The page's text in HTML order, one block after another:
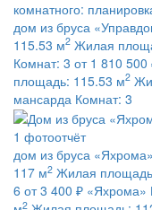
дом из бруса
115.53 м2 Жилая
Комнат: 3 от 1 810 500
площадь: 115.53 м2
мансарда Комнат: 3
1 фотоотчёт
дом из бруса «Яхрома»
117 м2 Жилая
6 от 3 400 ₽ «Яхрома»
2